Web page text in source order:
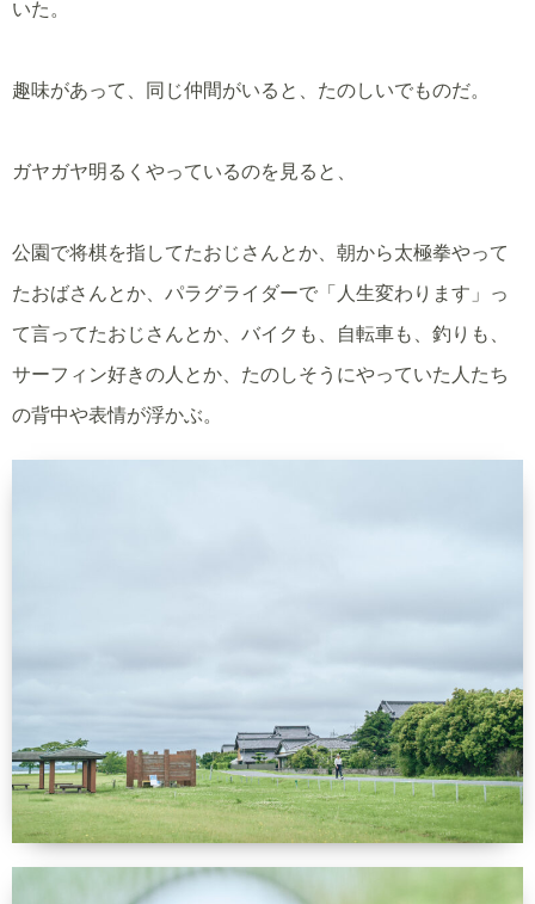
いた。
趣味があって、同じ仲間がいると、たのしいでものだ。
ガヤガヤ明るくやっているのを見ると、
公園で将棋を指してたおじさんとか、朝から太極拳やって
たおばさんとか、パラグライダーで「人生変わります」っ
て言ってたおじさんとか、バイクも、自転車も、釣りも、
サーフィン好きの人とか、たのしそうにやっていた人たち
の背中や表情が浮かぶ。